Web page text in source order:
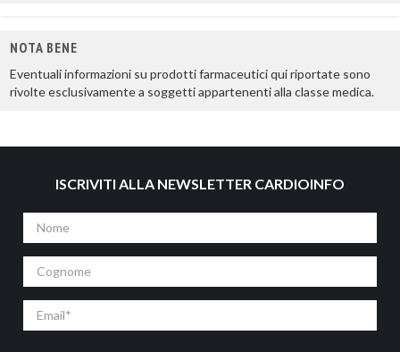
NOTA BENE
Eventuali informazioni su prodotti farmaceutici qui riportate sono
rivolte esclusivamente a soggetti appartenenti alla classe medica.
ISCRIVITI ALLA NEWSLETTER CARDIOINFO
Nome
Cognome
Email